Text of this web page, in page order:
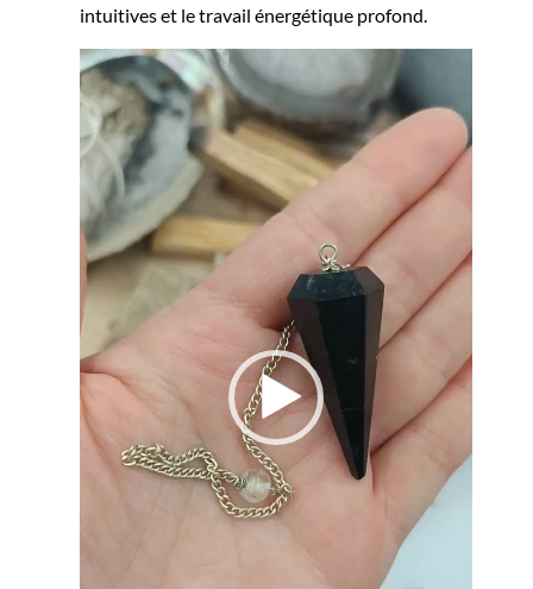
intuitives et le travail énergétique profond.
Lecteur
vidéo